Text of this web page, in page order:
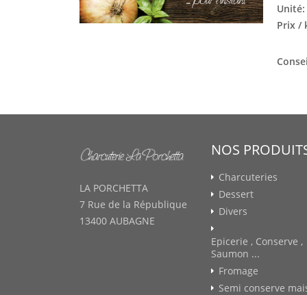
Unité:
Prix /
LA PORCHETTA
7 Rue de la République
13400 AUBAGNE
NOS
Charcuteries
Dessert
Divers
Epicerie , Conserve ,
Saumon ...
Fromage
Semi conserve